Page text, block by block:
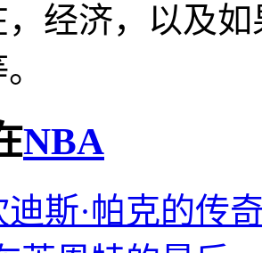
，经济，以及
NBA
迪斯·帕克的传